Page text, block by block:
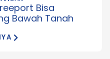
Bisa
Bawah Tanah